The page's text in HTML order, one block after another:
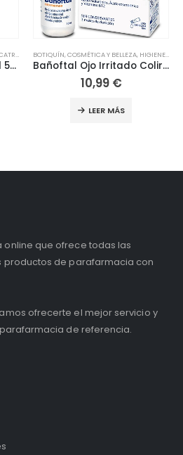
HIGIENE Y SALUD,BOTIQUÍN,CORPORAL
Halibut Calma Hidrogel 50ml
BOTIQUÍN,COSMÉTICA Y BELLEZA, HIGIENE Y SALUD
Bañoftal Ojo Irritado Colirio 10 ml
10,99 €
LEER MÁS
que ofrece todas las
productos de parafarmacia con
ofrecerte el mejor servicio y
de referencia.